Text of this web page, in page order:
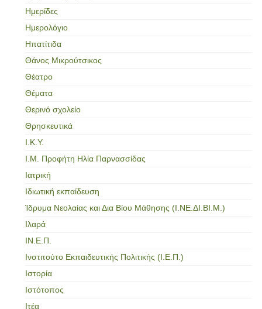
Ημερίδες
Ημερολόγιο
Ηπατίτιδα
Θάνος Μικρούτσικος
Θέατρο
Θέματα
Θερινό σχολείο
Θρησκευτικά
Ι.Κ.Υ.
Ι.Μ. Προφήτη Ηλία Παρνασσίδας
Ιατρική
Ιδιωτική εκπαίδευση
Ίδρυμα Νεολαίας και Δια Βίου Μάθησης (Ι.ΝΕ.ΔΙ.ΒΙ.Μ.)
Ιλαρά
ΙΝ.Ε.Π.
Ινστιτούτο Εκπαιδευτικής Πολιτικής (Ι.Ε.Π.)
Ιστορία
Ιστότοπος
Ιτέα